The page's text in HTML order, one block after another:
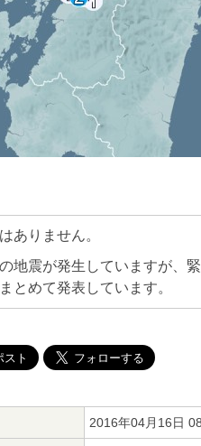
ありません。
地震が発生していますが、
とめて発表しています。
2016年04月16日